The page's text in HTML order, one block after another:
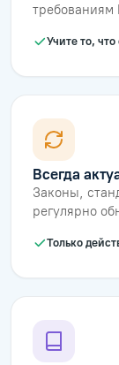
Учите то,
Всегда
Законы,
регулярно
Только